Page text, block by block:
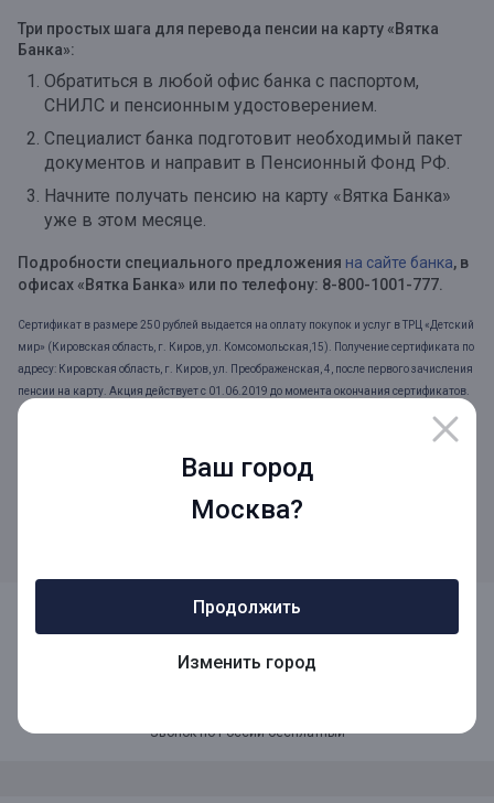
Ваш город
Москва?
Продолжить
Изменить город
Три простых шага для перевода пенсии на карту «Вятка
Банка»:
Обратиться в любой офис банка с паспортом,
СНИЛС и пенсионным удостоверением.
Специалист банка подготовит необходимый пакет
документов и направит в Пенсионный Фонд РФ.
Начните получать пенсию на карту «Вятка Банка»
уже в этом месяце.
Подробности специального предложения на сайте банка, в
офисах «Вятка Банка» или по телефону: 8-800-1001-777.
Сертификат в размере 250 рублей выдается на оплату покупок и услуг в ТРЦ «Детский
мир» (Кировская область, г. Киров, ул. Комсомольская,15). Получение сертификата по
адресу: Кировская область, г. Киров, ул. Преображенская, 4, после первого зачисления
пенсии на карту. Акция действует с 01.06.2019 до момента окончания сертификатов.
Доход на остаток по пенсионной карте от 4 до 6,1%. Ежемесячно на минимальный
начисляется 4% годовых, в сумме от 300 000 до 499 999,99 руб. – 6% годовых, в сумме
свыше 500 000 руб. – 6,1%. CashBack (Кэшбэк), с англ. – «возврат денег» - до 10% на
все покупки. Размер выплаты зависит от кода деятельности торгово-сервисных
Звонок по России бесплатный